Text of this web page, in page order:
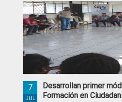
Desarrollan primer
Formación en
7
JUL